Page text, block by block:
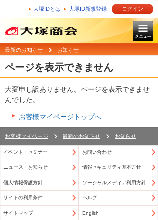
大塚IDとは 大塚ID新規登録 ログイン
最新のお知らせ お知らせ
ページを表示できません
大変申し訳ありません。ページを表示できませ
んでした。
お客様マイページトップへ
お客様マイページ 最新のお知らせ お知らせ
イベント・セミナー お問い合わせ
ニュース・お知らせ 情報セキュリティ基本方針
個人情報保護方針 ソーシャルメディア利用方針
サイトの利用条件 ヘルプ
サイトマップ English